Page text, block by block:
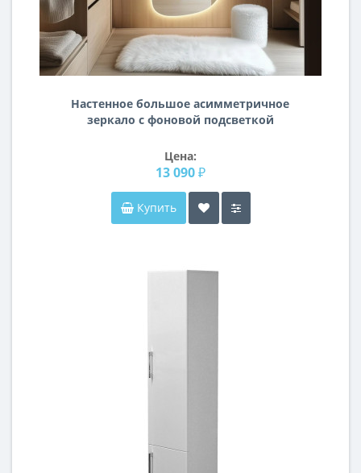
Настенное большое асимметричное
зеркало с фоновой подсветкой
Цена:
13 090 ₽
Купить